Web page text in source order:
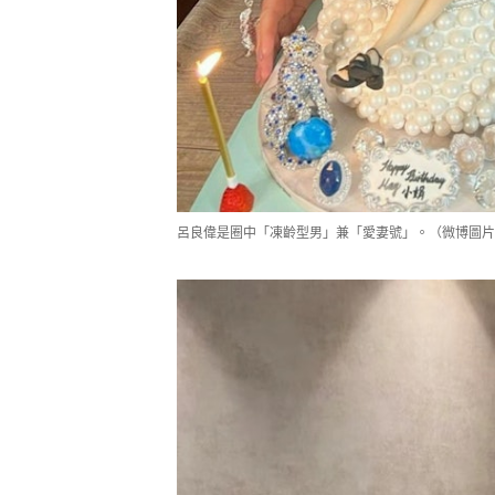
呂良偉是圈中「凍齡型男」兼「愛妻號」。（微博圖